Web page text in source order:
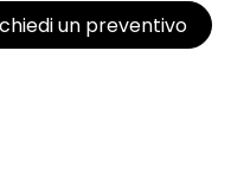
un preventivo